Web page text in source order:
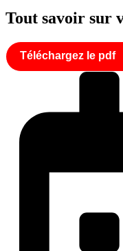
Tout savoir sur
Téléchargez le pdf